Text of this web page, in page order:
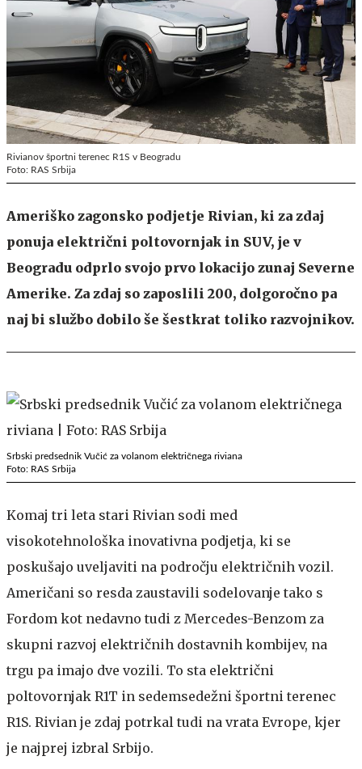
Rivianov športni terenec R1S v Beogradu
Foto: RAS Srbija
Ameriško zagonsko podjetje Rivian, ki za zdaj
ponuja električni poltovornjak in SUV, je v
Beogradu odprlo svojo prvo lokacijo zunaj Severne
Amerike. Za zdaj so zaposlili 200, dolgoročno pa
naj bi službo dobilo še šestkrat toliko razvojnikov.
Srbski predsednik Vučić za volanom električnega riviana
Foto: RAS Srbija
Komaj tri leta stari Rivian sodi med
visokotehnološka inovativna podjetja, ki se
poskušajo uveljaviti na področju električnih vozil.
Američani so resda zaustavili sodelovanje tako s
Fordom kot nedavno tudi z Mercedes-Benzom za
skupni razvoj električnih dostavnih kombijev, na
trgu pa imajo dve vozili. To sta električni
poltovornjak R1T in sedemsedežni športni terenec
R1S. Rivian je zdaj potrkal tudi na vrata Evrope, kjer
je najprej izbral Srbijo.